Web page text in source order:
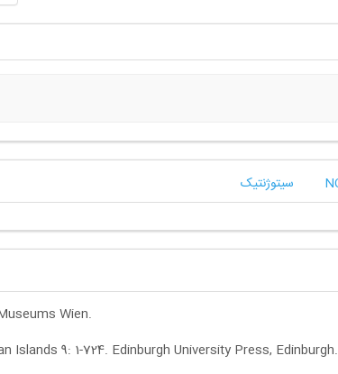
سیتوژنتیک
Wien.
9: 1-724. Edinburgh University Press, Edinburgh.